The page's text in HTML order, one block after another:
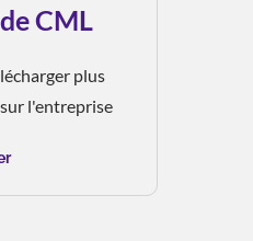
CML
plus
l'entreprise